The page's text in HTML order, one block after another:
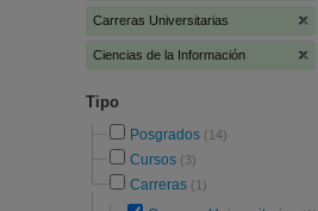
Carreras Universitarias
Ciencias de la Información
Tipo
Posgrados (14)
Cursos (3)
Carreras (1)